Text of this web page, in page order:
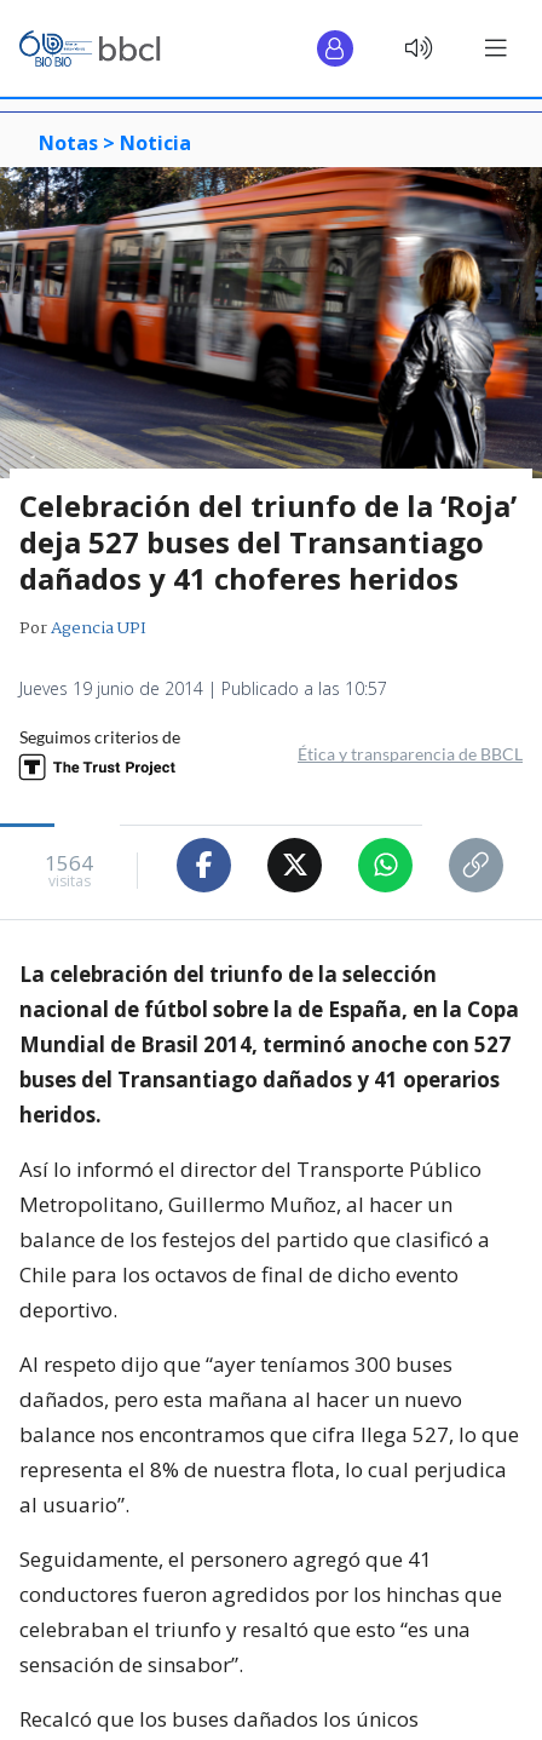
Notas > Noticia
Celebración del triunfo de la ‘Roja’
deja 527 buses del Transantiago
dañados y 41 choferes heridos
PorAgencia UPI
Jueves 19 junio de 2014 | Publicado a las 10:57
Seguimos criterios de
Ética y transparencia de BBCL
1564
visitas
La celebración del triunfo de la selección
nacional de fútbol sobre la de España, en la Copa
Mundial de Brasil 2014, terminó anoche con 527
buses del Transantiago dañados y 41 operarios
heridos.
Así lo informó el director del Transporte Público
Metropolitano, Guillermo Muñoz, al hacer un
balance de los festejos del partido que clasificó a
Chile para los octavos de final de dicho evento
deportivo.
Al respeto dijo que “ayer teníamos 300 buses
dañados, pero esta mañana al hacer un nuevo
balance nos encontramos que cifra llega 527, lo que
representa el 8% de nuestra flota, lo cual perjudica
al usuario”.
Seguidamente, el personero agregó que 41
conductores fueron agredidos por los hinchas que
celebraban el triunfo y resaltó que esto “es una
sensación de sinsabor”.
Recalcó que los buses dañados los únicos